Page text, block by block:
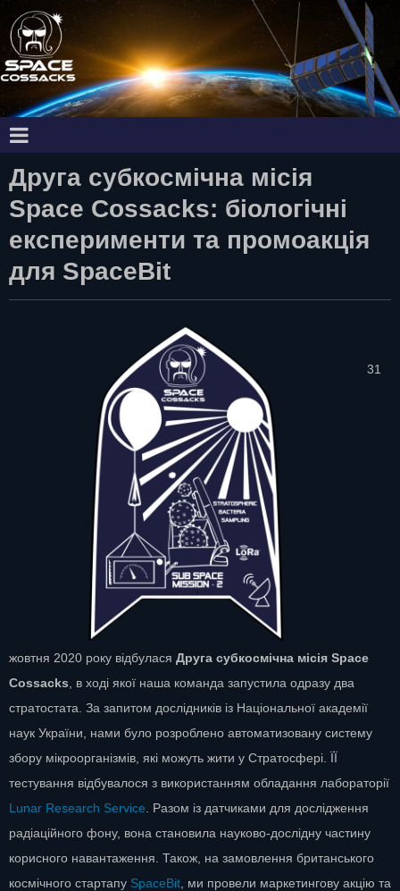
Друга субкосмічна місія
Space Cossacks: біологічні
експерименти та промоакція
для SpaceBit
31
жовтня 2020 року відбулася Друга субкосмічна місія Space
Cossacks , в ході якої наша команда запустила одразу два
стратостата. За запитом дослідників із Національної академії
наук України, нами було розроблено автоматизовану систему
збору мікроорганізмів, які можуть жити у Стратосфері. ЇЇ
тестування відбувалося з використанням обладання лабораторії
Lunar Research Service . Разом із датчиками для дослідження
радіаційного фону, вона становила науково-дослідну частину
корисного навантаження. Також, на замовлення британського
космічного стартапу SpaceBit , ми провели маркетингову акцію та